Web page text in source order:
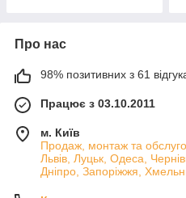
Про нас
98% позитивних з 61
Працює з 03.10.2011
м. Київ
Продаж, монтаж та
Львів, Луцьк, Одеса,
Дніпро, Запоріжжя,